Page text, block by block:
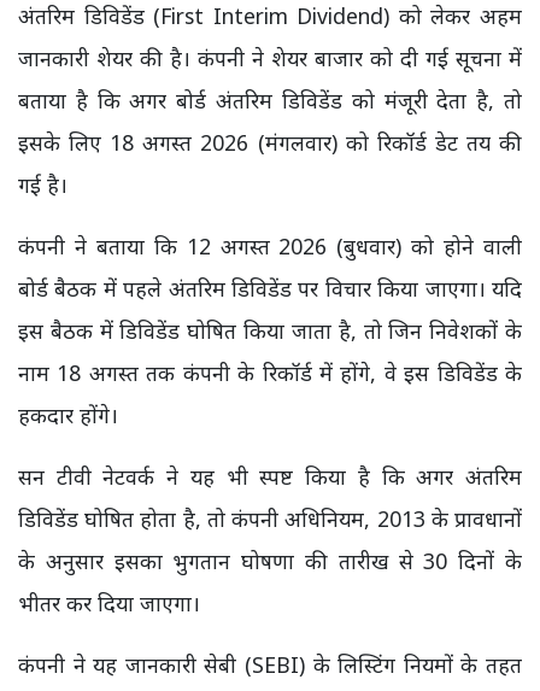
अंतरिम डिविडेंड (First Interim Dividend) को लेकर अहम
जानकारी शेयर की है। कंपनी ने शेयर बाजार को दी गई सूचना में
बताया है कि अगर बोर्ड अंतरिम डिविडेंड को मंजूरी देता है, तो
इसके लिए 18 अगस्त 2026 (मंगलवार) को रिकॉर्ड डेट तय की
गई है।
कंपनी ने बताया कि 12 अगस्त 2026 (बुधवार) को होने वाली
बोर्ड बैठक में पहले अंतरिम डिविडेंड पर विचार किया जाएगा। यदि
इस बैठक में डिविडेंड घोषित किया जाता है, तो जिन निवेशकों के
नाम 18 अगस्त तक कंपनी के रिकॉर्ड में होंगे, वे इस डिविडेंड के
हकदार होंगे।
सन टीवी नेटवर्क ने यह भी स्पष्ट किया है कि अगर अंतरिम
डिविडेंड घोषित होता है, तो कंपनी अधिनियम, 2013 के प्रावधानों
के अनुसार इसका भुगतान घोषणा की तारीख से 30 दिनों के
भीतर कर दिया जाएगा।
कंपनी ने यह जानकारी सेबी (SEBI) के लिस्टिंग नियमों के तहत